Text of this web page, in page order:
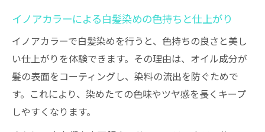
イノアカラーによる白髪染めの色持ちと仕上がり
イノアカラーで白髪染めを行うと、色持ちの良さと美し
い仕上がりを体験できます。その理由は、オイル成分が
髪の表面をコーティングし、染料の流出を防ぐためで
す。これにより、染めたての色味やツヤ感を長くキープ
しやすくなります。